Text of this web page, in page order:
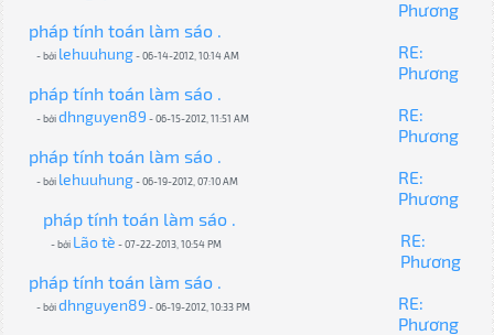
Phương
pháp tính toán làm sáo .
- bởi lehuuhung- 06-14-2012, 10:14 AM
RE:
Phương
pháp tính toán làm sáo .
- bởidhnguyen89 - 06-15-2012, 11:51 AM
RE:
Phương
pháp tính toán làm sáo .
- bởi lehuuhung- 06-19-2012, 07:10 AM
RE:
Phương
pháp tính toán làm sáo .
- bởi Lão tè - 07-22-2013, 10:54 PM
RE:
Phương
pháp tính toán làm sáo .
- bởidhnguyen89 - 06-19-2012, 10:33 PM
RE:
Phương